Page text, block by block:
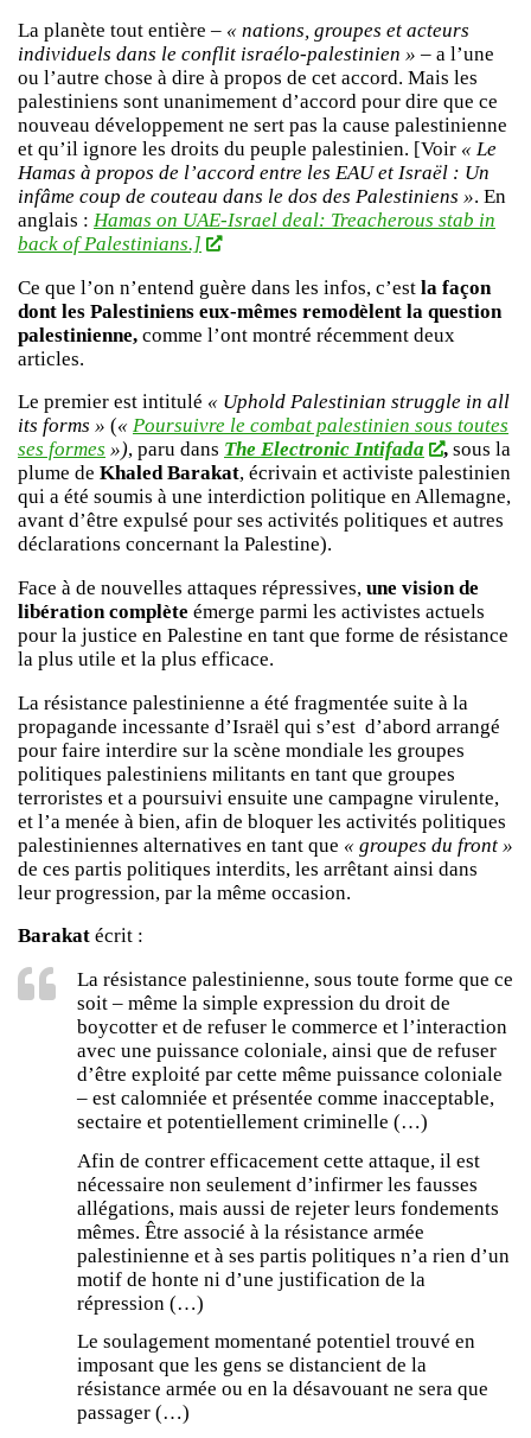
La planète tout entière – « nations, groupes et acteurs
individuels dans le conflit israélo-palestinien » – a l’une
ou l’autre chose à dire à propos de cet accord. Mais les
palestiniens sont unanimement d’accord pour dire que ce
nouveau développement ne sert pas la cause palestinienne
et qu’il ignore les droits du peuple palestinien. [Voir « Le
Hamas à propos de l’accord entre les EAU et Israël : Un
infâme coup de couteau dans le dos des Palestiniens ». En
anglais : Hamas on UAE-Israel deal: Treacherous stab in
back of Palestinians.]
Ce que l’on n’entend guère dans les infos, c’est la façon
dont les Palestiniens eux-mêmes remodèlent la question
palestinienne, comme l’ont montré récemment deux
articles.
Le premier est intitulé « Uphold Palestinian struggle in all
its forms » (« Poursuivre le combat palestinien sous toutes
ses formes »), paru dans The Electronic Intifada ,sous la
plume de Khaled Barakat, écrivain et activiste palestinien
qui a été soumis à une interdiction politique en Allemagne,
avant d’être expulsé pour ses activités politiques et autres
déclarations concernant la Palestine).
Face à de nouvelles attaques répressives, une vision de
libération complète émerge parmi les activistes actuels
pour la justice en Palestine en tant que forme de résistance
la plus utile et la plus efficace.
La résistance palestinienne a été fragmentée suite à la
propagande incessante d’Israël qui s’est d’abord arrangé
pour faire interdire sur la scène mondiale les groupes
politiques palestiniens militants en tant que groupes
terroristes et a poursuivi ensuite une campagne virulente,
et l’a menée à bien, afin de bloquer les activités politiques
palestiniennes alternatives en tant que « groupes du front »
de ces partis politiques interdits, les arrêtant ainsi dans
leur progression, par la même occasion.
Barakat écrit :
La résistance palestinienne, sous toute forme que ce
soit – même la simple expression du droit de
boycotter et de refuser le commerce et l’interaction
avec une puissance coloniale, ainsi que de refuser
d’être exploité par cette même puissance coloniale
– est calomniée et présentée comme inacceptable,
sectaire et potentiellement criminelle (…)
Afin de contrer efficacement cette attaque, il est
nécessaire non seulement d’infirmer les fausses
allégations, mais aussi de rejeter leurs fondements
mêmes. Être associé à la résistance armée
palestinienne et à ses partis politiques n’a rien d’un
motif de honte ni d’une justification de la
répression (…)
Le soulagement momentané potentiel trouvé en
imposant que les gens se distancient de la
résistance armée ou en la désavouant ne sera que
passager (…)